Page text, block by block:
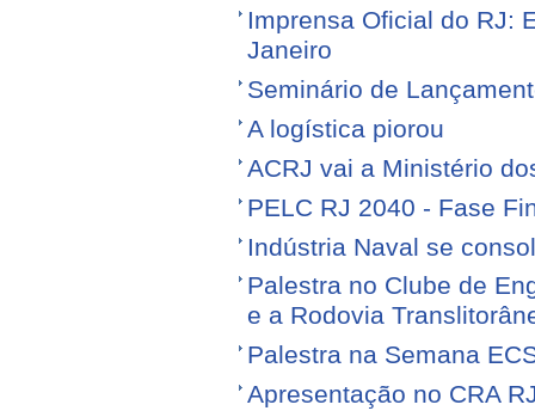
Imprensa Oficial do RJ:
Janeiro
Seminário de
A logística piorou
ACRJ vai a Ministério
PELC RJ 2040 - Fase
Indústria Naval se
Palestra no Clube de
e a Rodovia
Palestra na Semana
Apresentação no CRA